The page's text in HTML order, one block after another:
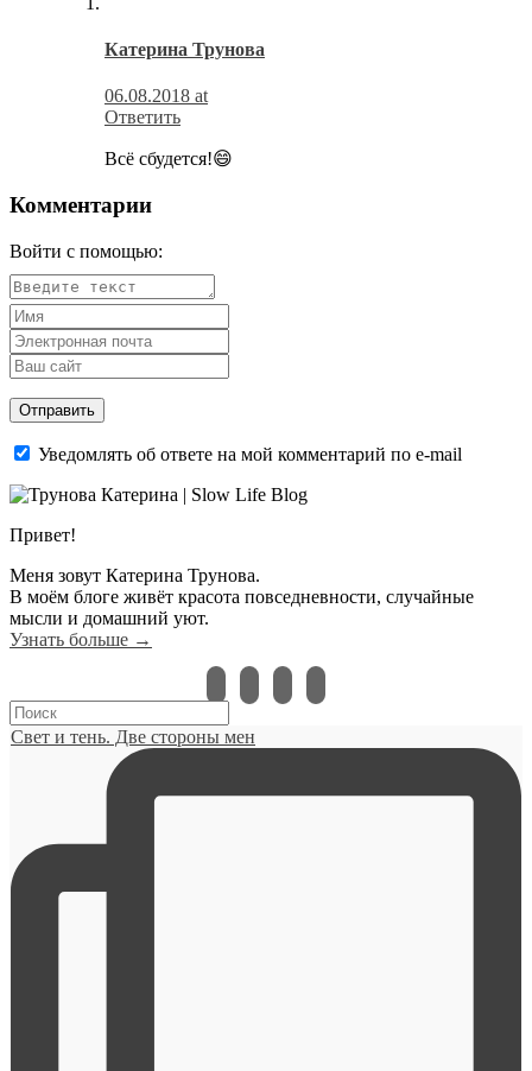
Катерина Трунова
06.08.2018 at
Ответить
Всё сбудется!😄
Комментарии
Войти с помощью:
Уведомлять об ответе на мой комментарий по e-mail
Привет!
Меня зовут Катерина Трунова.
В моём блоге живёт красота повседневности, случайные
мысли и домашний уют.
Узнать больше →
Свет и тень. Две стороны мен